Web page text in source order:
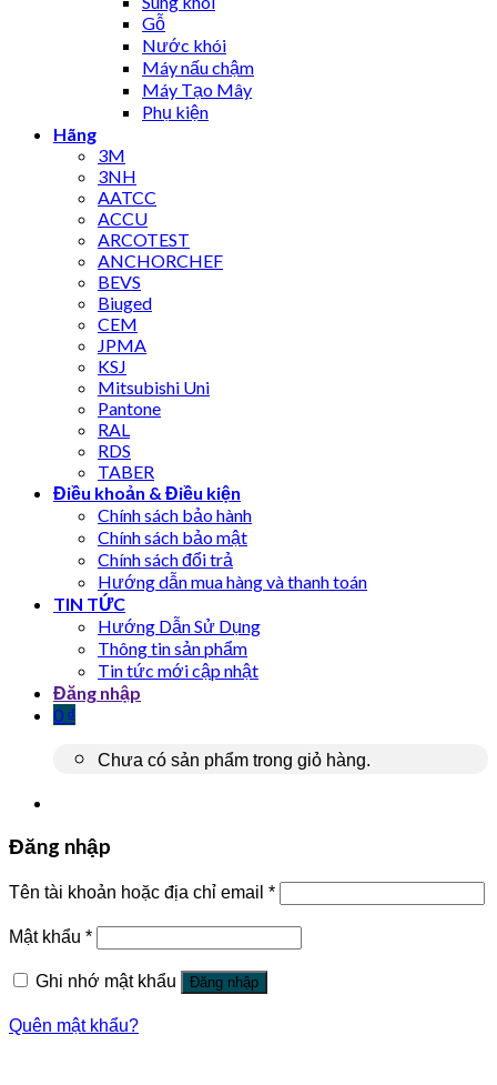
Gỗ
Nước khói
Máy nấu chậm
Máy Tạo Mây
Phụ kiện
Hãng
3M
3NH
AATCC
ACCU
ARCOTEST
ANCHORCHEF
BEVS
Biuged
CEM
JPMA
KSJ
Mitsubishi Uni
Pantone
RAL
RDS
TABER
Điều khoản & Điều kiện
Chính sách bảo hành
Chính sách bảo mật
Chính sách đổi trả
Hướng dẫn mua hàng và thanh toán
TIN TỨC
Hướng Dẫn Sử Dụng
Thông tin sản phẩm
Tin tức mới cập nhật
Đăng nhập
0 ₫
Chưa có sản phẩm trong giỏ hàng.
Đăng nhập
Tên tài khoản hoặc địa chỉ email *
Mật khẩu *
Ghi nhớ mật khẩu Đăng nhập
Quên mật khẩu?